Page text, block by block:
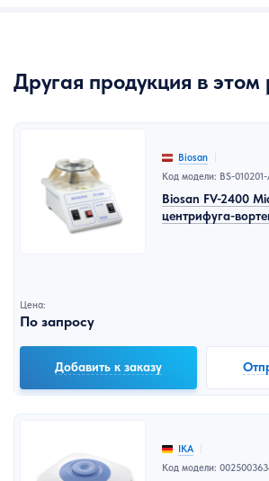
Другая продукция в этом
Biosan
Код модели: BS-
Biosan FV-2400
центрифуга-
Цена:
По запросу
Добавить к заказу
IKA
Код модели: